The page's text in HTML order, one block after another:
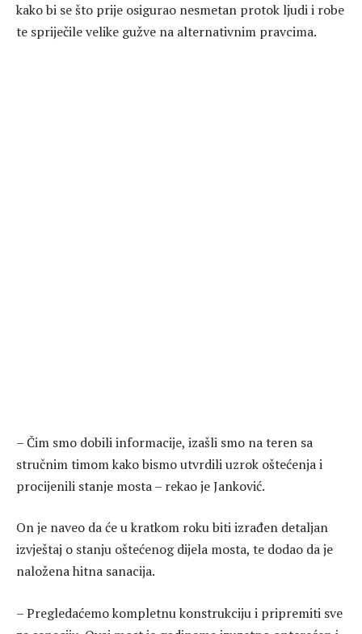
kako bi se što prije osigurao nesmetan protok ljudi i robe
te spriječile velike gužve na alternativnim pravcima.
– Čim smo dobili informacije, izašli smo na teren sa
stručnim timom kako bismo utvrdili uzrok oštećenja i
procijenili stanje mosta – rekao je Janković.
On je naveo da će u kratkom roku biti izrađen detaljan
izvještaj o stanju oštećenog dijela mosta, te dodao da je
naložena hitna sanacija.
– Pregledaćemo kompletnu konstrukciju i pripremiti sve